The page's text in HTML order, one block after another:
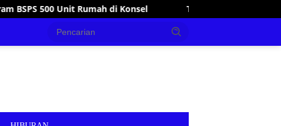
Tanggap Bencana, Wakil Bupati Konsel Kunjungi dan